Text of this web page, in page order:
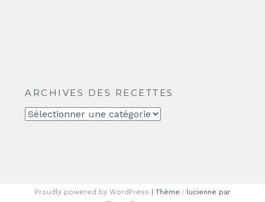
ARCHIVES DES RECETTES
Archives
Proudly powered by WordPress
Thème : lucienne par